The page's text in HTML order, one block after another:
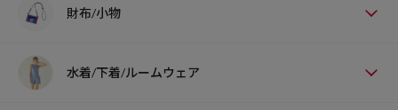
財布/小物
水着/下着/ルームウェア